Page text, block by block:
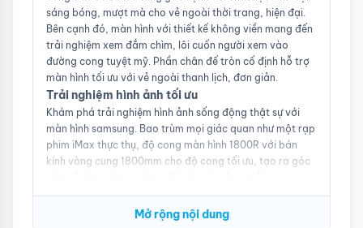
sáng bóng, mượt mà cho vẻ ngoài thời trang, hiện đại.
Bên cạnh đó, màn hình với thiết kế không viền mang đến
trải nghiệm xem đắm chìm, lôi cuốn người xem vào
đường cong tuyệt mỹ. Phần chân đế tròn cố định hỗ trợ
màn hình tối ưu với vẻ ngoài thanh lịch, đơn giản.
Trải nghiệm hình ảnh tối ưu
Khám phá trải nghiệm hình ảnh sống động thật sự với
màn hình samsung. Bao trùm mọi giác quan như một rạp
phim iMax thực thụ, độ cong màn hình 1800R với bán
kính vòng cung 1800mm cho độ cong tối ưu, tạo ra góc
nhãng. Bất kể phim trực tuyến, chương trình TV hay
game hành động, màn hình Samsung sẽ cuốn bạn vào
Mở rộng nội dung